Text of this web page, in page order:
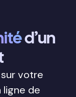
d’un
votre
ligne de